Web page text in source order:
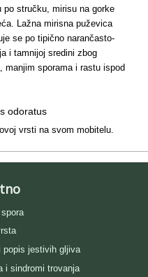
stručku, mirisu na gorke
Lažna mirisna puževica
se po tipično narančasto-
i tamnijoj sredini zbog
manjim sporama i rastu ispod
vrsti na svom mobitelu.
popis jestivih gljiva
i sindromi trovanja